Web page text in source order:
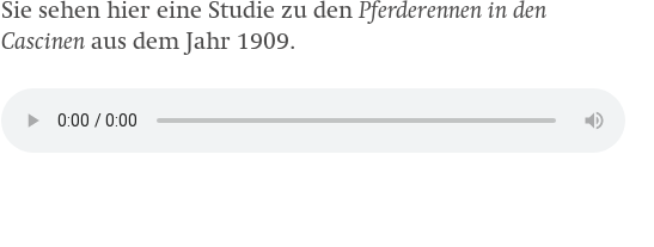
Sie sehen hier eine Studie zu denPferderennen in den
Cascinen aus dem Jahr 1909.